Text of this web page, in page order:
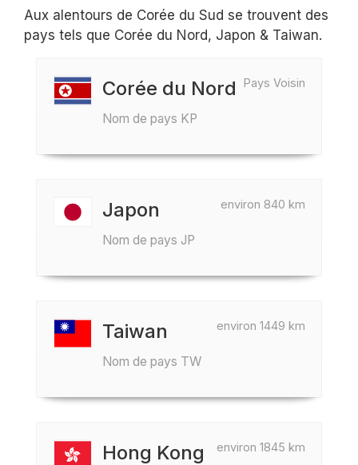
Aux alentours de Corée du Sud se trouvent des
pays tels que Corée du Nord, Japon & Taiwan.
Pays Voisin
Corée du Nord
Nom de pays KP
environ 840 km
Japon
Nom de pays JP
environ 1449 km
Taiwan
Nom de pays TW
environ 1845 km
Hong Kong